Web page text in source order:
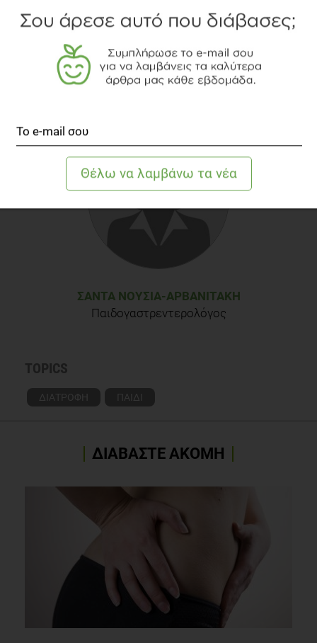
Μάιος - Ιούνιος 2009, 26
ΣΆΝΤΑ ΝΟΎΣΙΑ-ΑΡΒΑΝΙΤΆΚΗ
Παιδογαστρεντερολόγος
TOPICS
ΔΙΑΤΡΟΦΗ ΠΑΙΔΙ
ΔΙΑΒΑΣΤΕ ΑΚΟΜΗ